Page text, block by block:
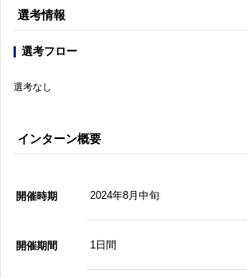
選考情報
選考フロー
選考なし
インターン概要
開催時期 2024年8月中旬
開催期間 1日間